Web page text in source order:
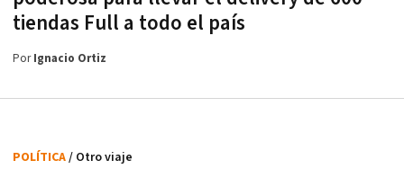
tiendas Full a todo el país
PorIgnacio Ortiz
POLÍTICA/ Otro viaje